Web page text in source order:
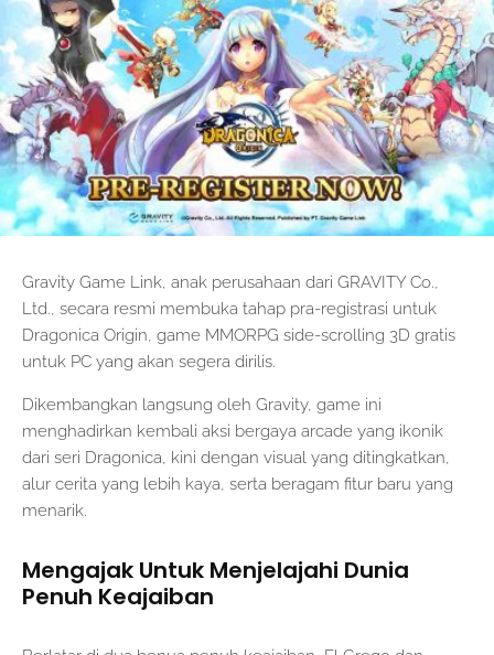
Gravity Game Link, anak perusahaan dari GRAVITY Co.,
Ltd., secara resmi membuka tahap pra-registrasi untuk
Dragonica Origin, game MMORPG side-scrolling 3D gratis
untuk PC yang akan segera dirilis.
Dikembangkan langsung oleh Gravity, game ini
menghadirkan kembali aksi bergaya arcade yang ikonik
dari seri Dragonica, kini dengan visual yang ditingkatkan,
alur cerita yang lebih kaya, serta beragam fitur baru yang
menarik.
Mengajak Untuk Menjelajahi Dunia
Penuh Keajaiban